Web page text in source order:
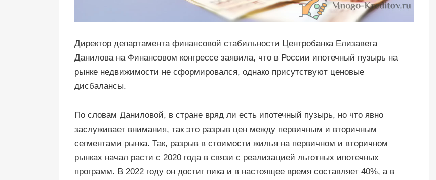
Директор департамента финансовой стабильности Центробанка Елизавета
Данилова на Финансовом конгрессе заявила, что в России ипотечный пузырь на
рынке недвижимости не сформировался, однако присутствуют ценовые
дисбалансы.
По словам Даниловой, в стране вряд ли есть ипотечный пузырь, но что явно
заслуживает внимания, так это разрыв цен между первичным и вторичным
сегментами рынка. Так, разрыв в стоимости жилья на первичном и вторичном
рынках начал расти с 2020 года в связи с реализацией льготных ипотечных
программ. В 2022 году он достиг пика и в настоящее время составляет 40%, а в